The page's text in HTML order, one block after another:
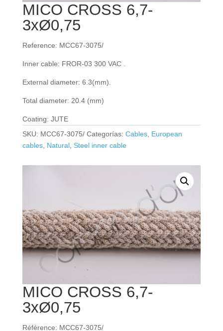
MICO CROSS 6,7-
3xØ0,75
Reference: MCC67-3075/
Inner cable: FROR‐03 300 VAC .
External diameter: 6.3(mm).
Total diameter: 20.4 (mm)
Coating: JUTE
SKU: MCC67-3075/ Categorías: Cables, European
cables, Natural, Steel inner cable
MICO CROSS 6,7-
3xØ0,75
Référence: MCC67-3075/